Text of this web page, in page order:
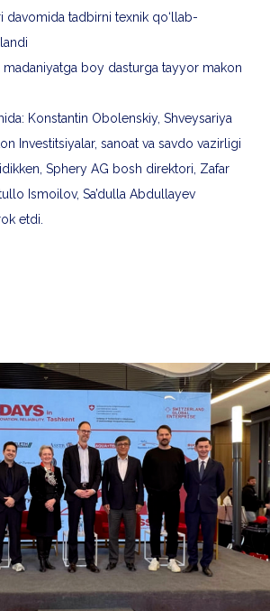
davomida tadbirni texnik qo‘llab-
madaniyatga boy dasturga tayyor makon
Konstantin Obolenskiy, Shveysariya
Investitsiyalar, sanoat va savdo vazirligi
Sphery AG bosh direktori, Zafar
Ismoilov, Sa’dulla Abdullayev
etdi.